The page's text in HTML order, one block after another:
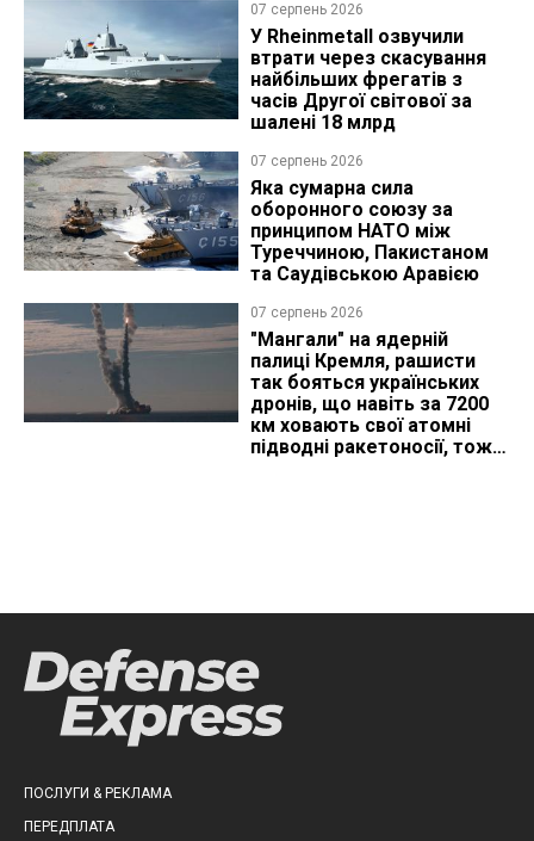
07 серпень 2026
У Rheinmetall озвучили
втрати через скасування
найбільших фрегатів з
часів Другої світової за
шалені 18 млрд
07 серпень 2026
Яка сумарна сила
оборонного союзу за
принципом НАТО між
Туреччиною, Пакистаном
та Саудівською Аравією
07 серпень 2026
"Мангали" на ядерній
палиці Кремля, рашисти
так бояться українських
дронів, що навіть за 7200
км ховають свої атомні
підводні ракетоносії, тож
ПОСЛУГИ & РЕКЛАМА
ПЕРЕДПЛАТА